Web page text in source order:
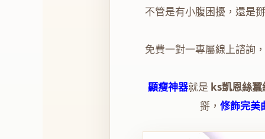
不管是有小腹困擾，還是
免費一對一專屬線上諮詢
顯瘦神器就是 ks凱恩絲蠶
掰， 修飾完美